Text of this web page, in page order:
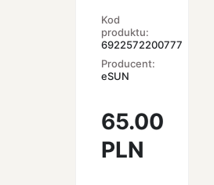
Kod
produktu:
6922572200777
Producent:
eSUN
65.00
PLN